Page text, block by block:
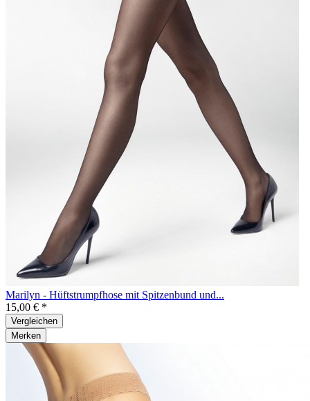
Marilyn - Hüftstrumpfhose mit Spitzenbund und...
15,00 € *
Vergleichen
Merken